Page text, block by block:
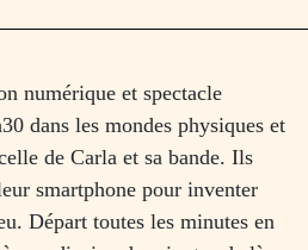
numérique et spectacle
dans les mondes physiques et
de Carla et sa bande. Ils
smartphone pour inventer
Départ toutes les minutes en